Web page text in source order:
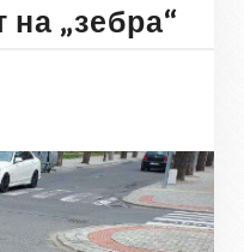
„зебра“